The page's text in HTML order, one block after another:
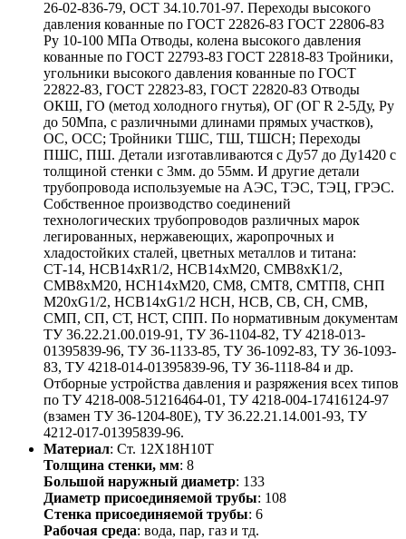
26-02-836-79, ОСТ 34.10.701-97. Переходы высокого
давления кованные по ГОСТ 22826-83 ГОСТ 22806-83
Ру 10-100 МПа Отводы, колена высокого давления
кованные по ГОСТ 22793-83 ГОСТ 22818-83 Тройники,
угольники высокого давления кованные по ГОСТ
22822-83, ГОСТ 22823-83, ГОСТ 22820-83 Отводы
ОКШ, ГО (метод холодного гнутья), ОГ (ОГ R 2-5Ду, Ру
до 50Мпа, с различными длинами прямых участков),
ОС, ОСС; Тройники ТШС, ТШ, ТШСН; Переходы
ПШС, ПШ. Детали изготавливаются с Ду57 до Ду1420 с
толщиной стенки с 3мм. до 55мм. И другие детали
трубопровода используемые на АЭС, ТЭС, ТЭЦ, ГРЭС.
Собственное производство соединений
технологических трубопроводов различных марок
легированных, нержавеющих, жаропрочных и
хладостойких сталей, цветных металлов и титана:
СТ-14, НСВ14хR1/2, НСВ14хМ20, СМВ8хК1/2,
СМВ8хМ20, НСН14хМ20, СМ8, СМТ8, СМТП8, СНП
М20хG1/2, НСВ14хG1/2 НСН, НСВ, СВ, СН, СМВ,
СМП, СП, СТ, НСТ, СПП. По нормативным документам
ТУ 36.22.21.00.019-91, ТУ 36-1104-82, ТУ 4218-013-
01395839-96, ТУ 36-1133-85, ТУ 36-1092-83, ТУ 36-1093-
83, ТУ 4218-014-01395839-96, ТУ 36-1118-84 и др.
Отборные устройства давления и разряжения всех типов
по ТУ 4218-008-51216464-01, ТУ 4218-004-17416124-97
(взамен ТУ 36-1204-80Е), ТУ 36.22.21.14.001-93, ТУ
4212-017-01395839-96.
Материал: Ст. 12Х18Н10Т
Толщина стенки, мм: 8
Большой наружный диаметр: 133
Диаметр присоединяемой трубы: 108
Стенка присоединяемой трубы: 6
Рабочая среда: вода, пар, газ и тд.